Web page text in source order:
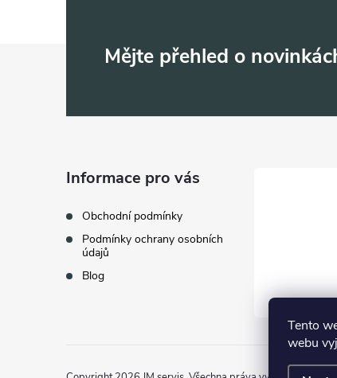
Tento
webu
Mějte přehled o
Informace pro vás
Obchodní podmínky
Podmínky ochrany osobních
údajů
Blog